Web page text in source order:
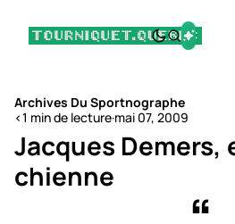
Archives Du Sportnographe
<1 min de lecture·mai 07, 2009
Jacques Demers,
chienne